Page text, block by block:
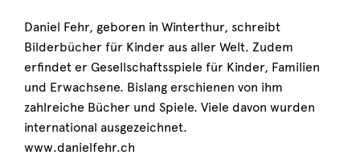
Daniel Fehr, geboren in Winterthur, schreibt
Bilderbücher für Kinder aus aller Welt. Zudem
erfindet er Gesellschaftsspiele für Kinder, Familien
und Erwachsene. Bislang erschienen von ihm
zahlreiche Bücher und Spiele. Viele davon wurden
international ausgezeichnet.
www.danielfehr.ch